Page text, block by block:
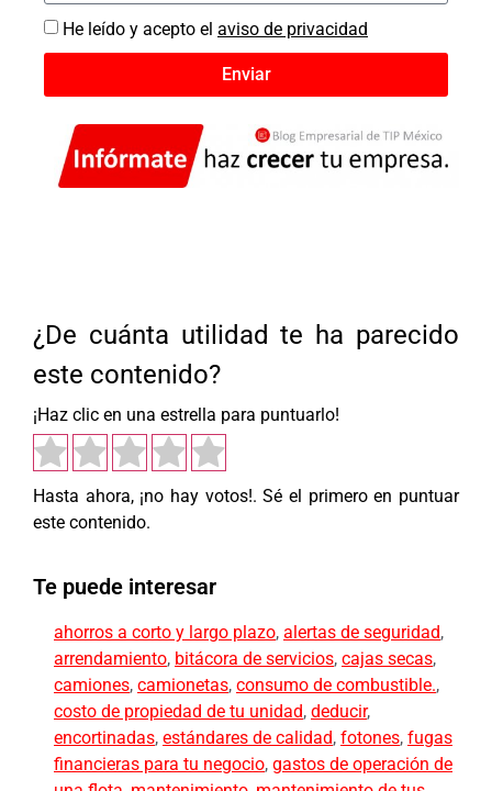
He leído y acepto el aviso de privacidad
Enviar
¿De cuánta utilidad te ha parecido
este contenido?
¡Haz clic en una estrella para puntuarlo!
Hasta ahora, ¡no hay votos!. Sé el primero en puntuar
este contenido.
Te puede interesar
ahorros a corto y largo plazo, alertas de seguridad,
arrendamiento, bitácora de servicios, cajas secas,
camiones, camionetas, consumo de combustible.,
costo de propiedad de tu unidad, deducir,
encortinadas, estándares de calidad, fotones, fugas
financieras para tu negocio, gastos de operación de